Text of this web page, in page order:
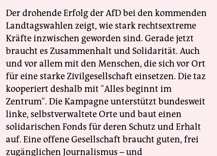
Der drohende Erfolg der AfD bei den kommenden
Landtagswahlen zeigt, wie stark rechtsextreme
Kräfte inzwischen geworden sind. Gerade jetzt
braucht es Zusammenhalt und Solidarität. Auch
und vor allem mit den Menschen, die sich vor Ort
für eine starke Zivilgesellschaft einsetzen. Die taz
kooperiert deshalb mit "Alles beginnt im
Zentrum". Die Kampagne unterstützt bundesweit
linke, selbstverwaltete Orte und baut einen
solidarischen Fonds für deren Schutz und Erhalt
auf. Eine offene Gesellschaft braucht guten, frei
zugänglichen Journalismus – und